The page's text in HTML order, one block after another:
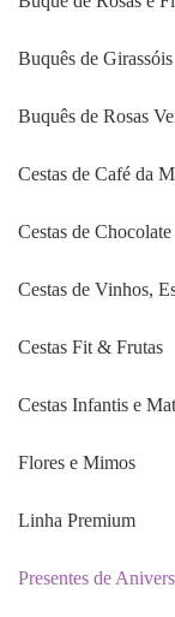
Buquês de Girassóis
Buquês de Rosas
Cestas de Café da
Cestas de Chocolate
Cestas de Vinhos,
Cestas Fit & Frutas
Cestas Infantis e
Flores e Mimos
Linha Premium
Presentes de